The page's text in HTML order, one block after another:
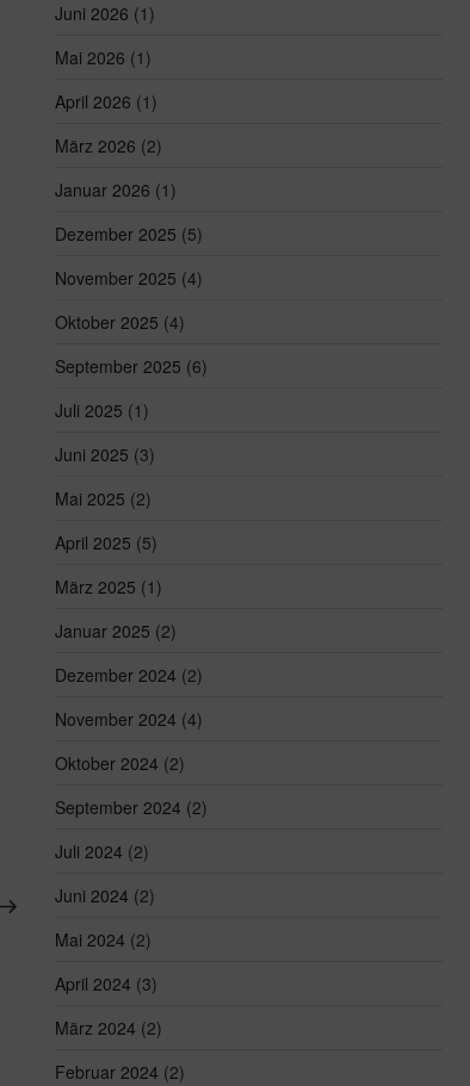
Nächster
Juni 2026 (1)
Mai 2026 (1)
April 2026 (1)
März 2026 (2)
Januar 2026 (1)
Dezember 2025 (5)
November 2025 (4)
Oktober 2025 (4)
September 2025 (6)
Juli 2025 (1)
Juni 2025 (3)
Mai 2025 (2)
April 2025 (5)
März 2025 (1)
Januar 2025 (2)
Dezember 2024 (2)
November 2024 (4)
Oktober 2024 (2)
September 2024 (2)
Juli 2024 (2)
Juni 2024 (2)
Mai 2024 (2)
April 2024 (3)
März 2024 (2)
Februar 2024 (2)